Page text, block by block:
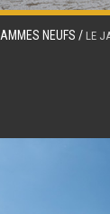
NEUFS /LE